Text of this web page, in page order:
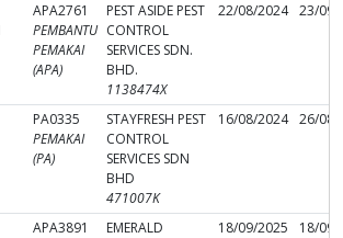
APA2761
PEMBANTU
PEMAKAI
(APA)
PEST ASIDE PEST
CONTROL
SERVICES SDN.
BHD.
1138474X
22/08/2024 23/09/
PA0335
PEMAKAI
(PA)
STAYFRESH PEST
CONTROL
SERVICES SDN
BHD
471007K
16/08/2024 26/08/
APA3891 EMERALD 18/09/2025 18/09/